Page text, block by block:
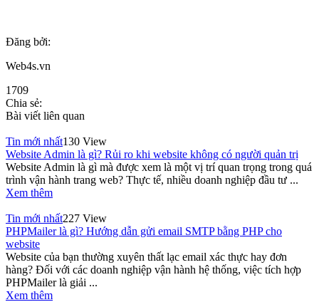
Đăng bởi:
Web4s.vn
1709
Chia sẻ:
Bài viết liên quan
Tin mới nhất130 View
Website Admin là gì? Rủi ro khi website không có người quản trị
Website Admin là gì mà được xem là một vị trí quan trọng trong quá
trình vận hành trang web? Thực tế, nhiều doanh nghiệp đầu tư ...
Xem thêm
Tin mới nhất227 View
PHPMailer là gì? Hướng dẫn gửi email SMTP bằng PHP cho
website
Website của bạn thường xuyên thất lạc email xác thực hay đơn
hàng? Đối với các doanh nghiệp vận hành hệ thống, việc tích hợp
PHPMailer là giải ...
Xem thêm